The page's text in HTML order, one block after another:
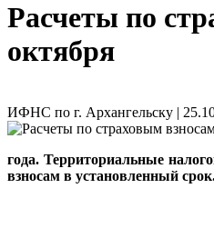
Расчеты по
октября
ИФНС по г. Архангельску |
года. Территориальные
взносам в установленный